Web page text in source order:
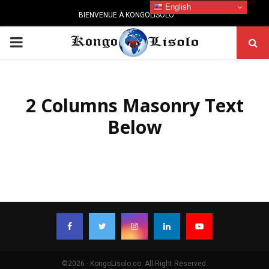
BIENVENUE À KONGOLISOLO
PRIMARY
2 Columns Masonry Text
Below
©2026 - KongoLisolo.co. All Right Reserved.
English